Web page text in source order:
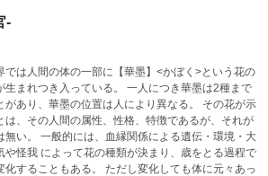
-
では人間の体の一部に【華墨】<かぼく>という花の
生まれつき入っている。 一人につき華墨は2種まで
あり、華墨の位置は人により異なる。 その花が示
は、その人間の属性、性格、特徴であるが、それが
関係による遺伝・環境・大
や怪我 によって花の種類が決まり、歳をとる過程で
もある。 ただし変化しても体に元々あっ